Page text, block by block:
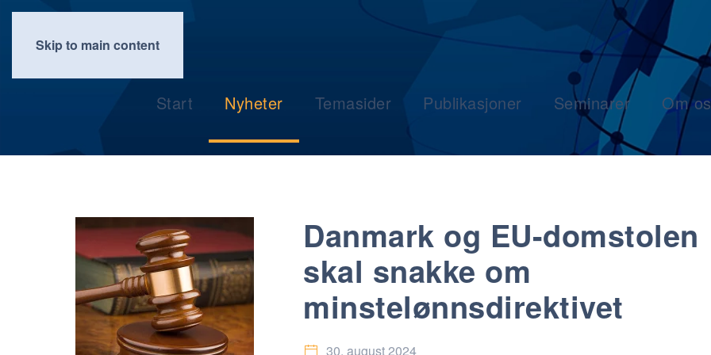
Skip to main content
Start Nyheter Temasider Publikasjoner Seminarer Om
Danmark og EU-domstolen
skal snakke om
minstelønnsdirektivet
30. august 2024